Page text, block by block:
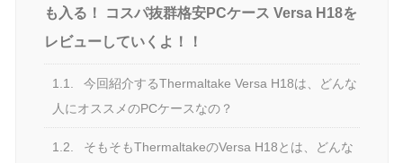
も入る！ コスパ抜群格安PCケース Versa H18を
レビューしていくよ！！
1.1.
今回紹介するThermaltake Versa H18は、どんな
人にオススメのPCケースなの？
1.2.
そもそもThermaltakeのVersa H18とは、どんな